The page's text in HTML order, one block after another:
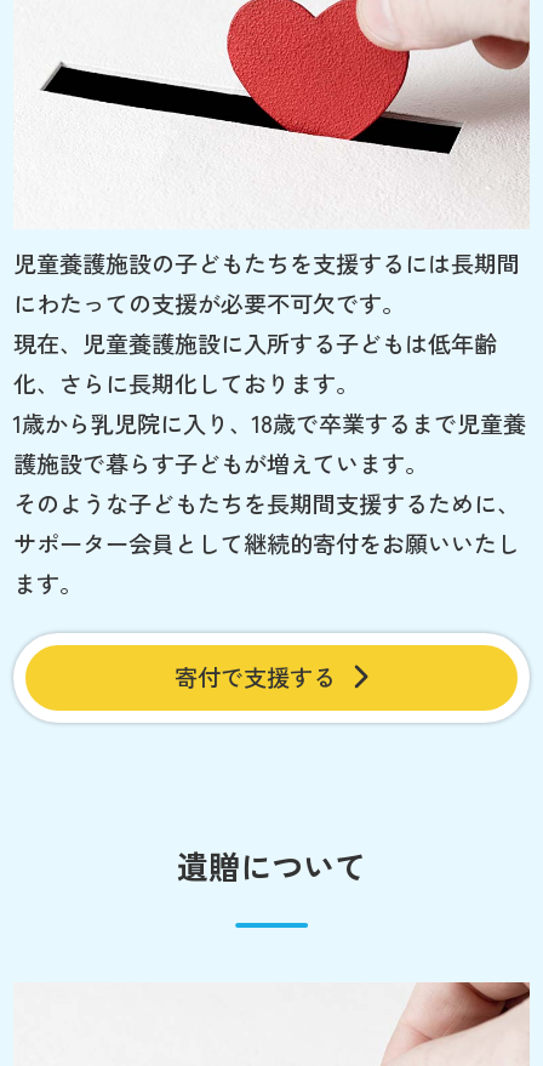
児童養護施設の子どもたちを支援するには長期間
にわたっての支援が必要不可欠です。
現在、児童養護施設に入所する子どもは低年齢
化、さらに長期化しております。
1歳から乳児院に入り、18歳で卒業するまで児童養
護施設で暮らす子どもが増えています。
そのような子どもたちを長期間支援するために、
サポーター会員として継続的寄付をお願いいたし
ます。
寄付で支援する
遺贈について